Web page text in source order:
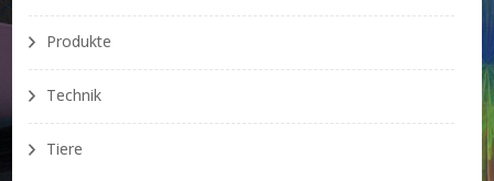
Produkte
Technik
Tiere